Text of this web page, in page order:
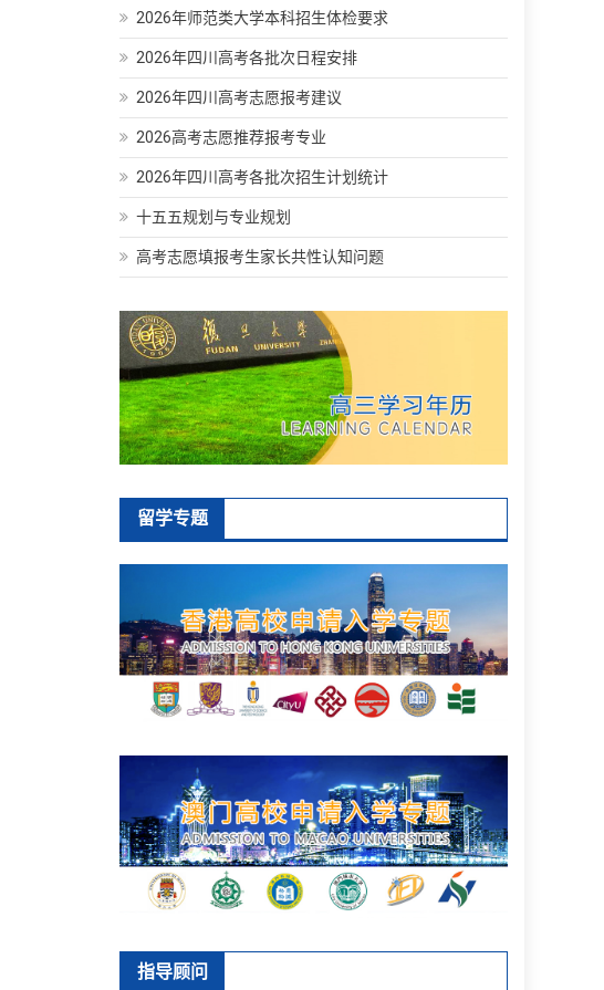
2026年师范类大学本科招生体检要求
2026年四川高考各批次日程安排
2026年四川高考志愿报考建议
2026高考志愿推荐报考专业
2026年四川高考各批次招生计划统计
十五五规划与专业规划
高考志愿填报考生家长共性认知问题
留学专题
指导顾问